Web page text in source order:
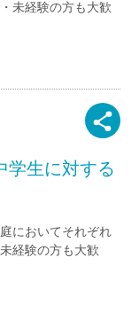
未経験の方も大歓
学生に対する
においてそれぞれ
経験の方も大歓